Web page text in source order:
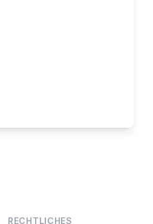
RECHTLICHES